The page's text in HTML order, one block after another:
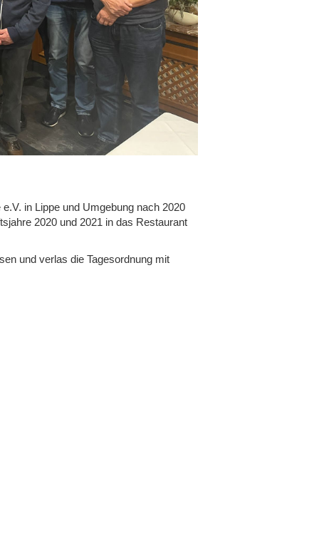
in Lippe und Umgebung nach 2020
2020 und 2021 in das Restaurant
und verlas die Tagesordnung mit